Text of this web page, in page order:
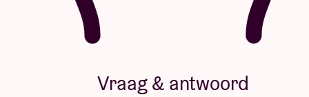
Vraag & antwoord